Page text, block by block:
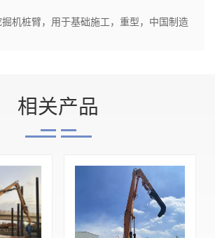
机桩臂，用于基础施工，重型，中国制造
相关产品